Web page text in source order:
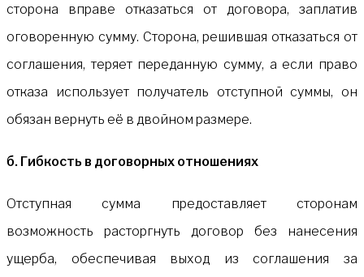
сторона вправе отказаться от договора, заплатив
оговоренную сумму. Сторона, решившая отказаться от
соглашения, теряет переданную сумму, а если право
отказа использует получатель отступной суммы, он
обязан вернуть её в двойном размере.
б. Гибкость в договорных отношениях
Отступная сумма предоставляет сторонам
возможность расторгнуть договор без нанесения
ущерба, обеспечивая выход из соглашения за